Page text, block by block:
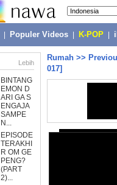
Populer Videos K-POP
Lebih
BINTANG
EMON D
ARI GA S
ENGAJA
SAMPE
N...
EPISODE
TERAKHI
R OM GE
PENG?
(PART
2)...
Rumah >>
017]